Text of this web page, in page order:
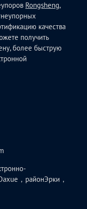
Rongsheng,
качества
получить
более быструю
，районЭрки，